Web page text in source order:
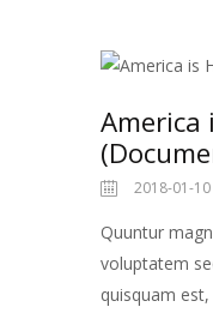
America
2018-01-10
Quuntur
voluptatem
quisquam